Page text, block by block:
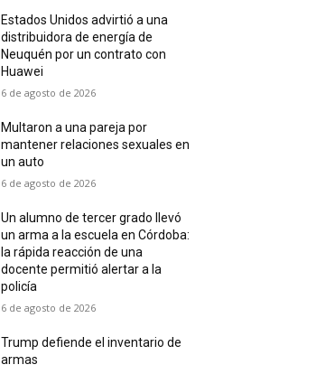
Estados Unidos advirtió a una
distribuidora de energía de
Neuquén por un contrato con
Huawei
6 de agosto de 2026
Multaron a una pareja por
mantener relaciones sexuales en
un auto
6 de agosto de 2026
Un alumno de tercer grado llevó
un arma a la escuela en Córdoba:
la rápida reacción de una
docente permitió alertar a la
policía
6 de agosto de 2026
Trump defiende el inventario de
armas